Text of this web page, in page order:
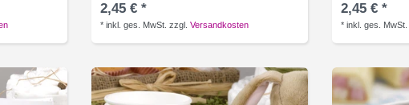
2,45 € *
*inkl. ges. MwSt. zzgl.Versandkosten
2,45 € *
*inkl. ges. MwSt.